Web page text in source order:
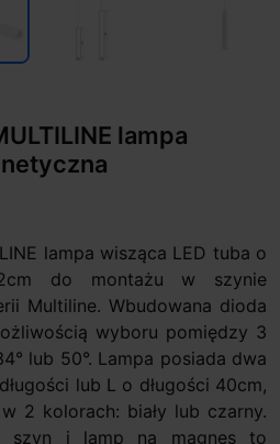
lampa
lampa wisząca LED tuba o
do montażu w szynie
Multiline. Wbudowana dioda
wyboru pomiędzy 3
lub 50°. Lampa posiada dwa
lub L o długości 40cm,
2 kolorach: biały lub czarny.
szyn i lamp na magnes to